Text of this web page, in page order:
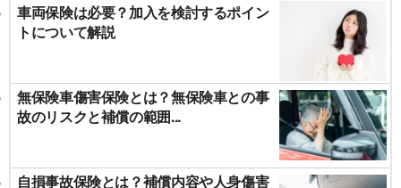
車両保険は必要？加入を検討するポイン
トについて解説
無保険車傷害保険とは？無保険車との事
故のリスクと補償の範囲...
自損事故保険とは？補償内容や人身傷害